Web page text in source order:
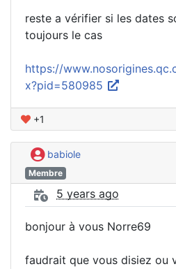
reste a vérifier si les dates
toujours le cas
https://
x?pid=580985
+1
babiole
Membre
5 years ago
bonjour à vous Norre69
faudrait que vous disiez ou